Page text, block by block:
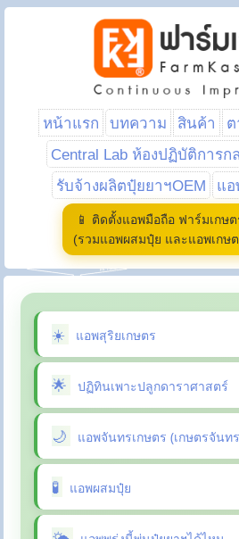
หน้าแรก บทความ สินค้า
Central Lab ห้องปฏิบัติการก
รับจ้างผลิตปุ๋ยยาฯOEM
แอ
📱 ติดตั้งแอพมือถือ ฟาร์มเกษ
(รวมแอพผสมปุ๋ย และแอพเกษ
แอพสุริยเกษตร
ปฏิทินเพาะปลูกดาราศาสตร์
แอพจันทรเกษตร (เกษตรจันท
แอพผสมปุ๋ย